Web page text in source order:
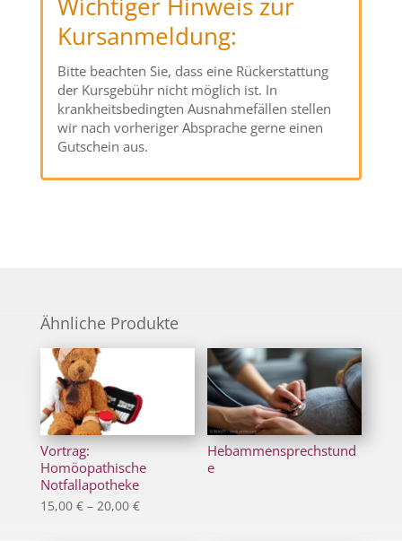
Kursanmeldung:
Bitte beachten Sie, dass eine Rückerstattung
der Kursgebühr nicht möglich ist. In
krankheitsbedingten Ausnahmefällen stellen
wir nach vorheriger Absprache gerne einen
Gutschein aus.
Ähnliche Produkte
Vortrag:
Homöopathische
Notfallapotheke
15,00 € – 20,00 €Preisspanne:
Hebammensprechstund
e